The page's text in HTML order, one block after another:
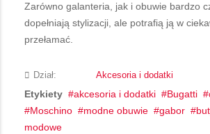
Zarówno galanteria, jak i obuwie bardzo
dopełniają stylizacji, ale potrafią ją w
przełamać.
Dział: Akcesoria i dodatki
Etykiety akcesoria i dodatki Bugatti
Moschino
modne obuwie gabor
modowe